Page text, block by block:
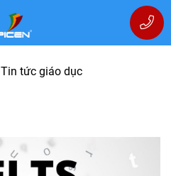
Tin tức giáo dục